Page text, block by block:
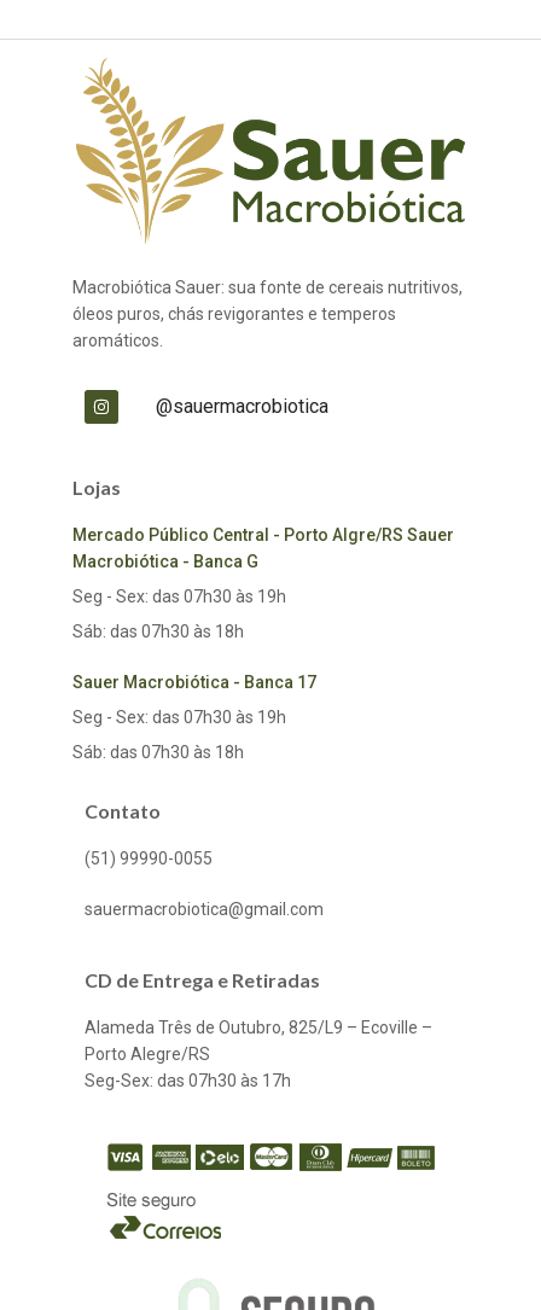
Macrobiótica Sauer: sua fonte de cereais nutritivos,
óleos puros, chás revigorantes e temperos
aromáticos.
@sauermacrobiotica
Lojas
Mercado Público Central - Porto Algre/RS Sauer
Macrobiótica - Banca G
Seg - Sex: das 07h30 às 19h
Sáb: das 07h30 às 18h
Sauer Macrobiótica - Banca 17
Seg - Sex: das 07h30 às 19h
Sáb: das 07h30 às 18h
Contato
(51) 99990-0055
sauermacrobiotica@gmail.com
CD de Entrega e Retiradas
Alameda Três de Outubro, 825/L9 – Ecoville –
Porto Alegre/RS
Seg-Sex: das 07h30 às 17h